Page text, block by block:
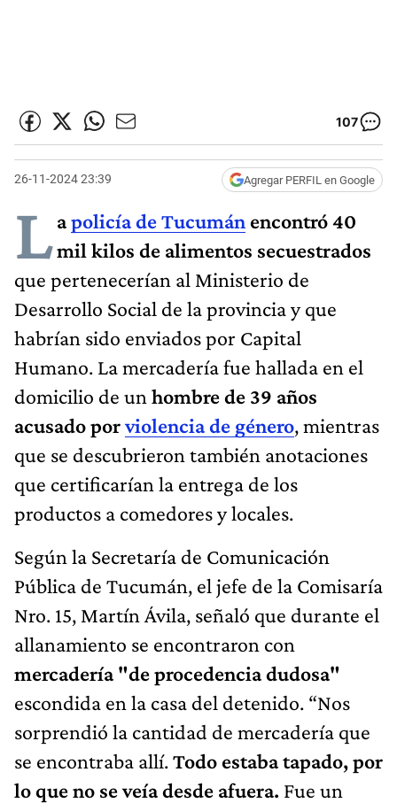
107
26-11-2024 23:39 Agregar PERFIL en Google
Lapolicía de Tucumán encontró 40
mil kilos de alimentos secuestrados
que pertenecerían al Ministerio de
Desarrollo Social de la provincia y que
habrían sido enviados por Capital
Humano. La mercadería fue hallada en el
domicilio de un hombre de 39 años
acusado porviolencia de género, mientras
que se descubrieron también anotaciones
que certificarían la entrega de los
productos a comedores y locales.
Según la Secretaría de Comunicación
Pública de Tucumán, el jefe de la Comisaría
Nro. 15, Martín Ávila, señaló que durante el
allanamiento se encontraron con
mercadería "de procedencia dudosa"
escondida en la casa del detenido. “Nos
sorprendió la cantidad de mercadería que
se encontraba allí.Todo estaba tapado, por
lo que no se veía desde afuera. Fue un